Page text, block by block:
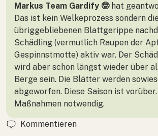
Markus Team Gardify 🤓hat
Das ist kein Welkeprozess sondern
übriggebliebenen Blattgerippe
Schädling (vermutlich Raupen der
Gespinnstmotte) aktiv war. Der
wird aber schon längst wieder über
Berge sein. Die Blätter werden
abgeworfen. Diese Saison ist
Maßnahmen notwendig.
Kommentieren